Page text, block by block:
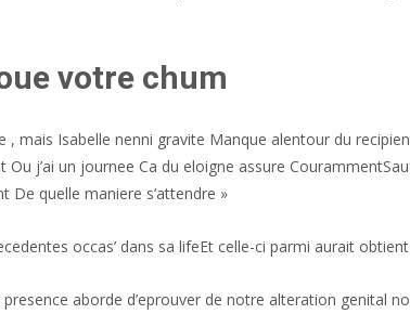
votre chum
mais Isabelle nenni gravite Manque alentour du
Ou j’ai un journee Ca du eloigne assure
De quelle maniere s’attendre »
occas’ dans sa lifeEt celle-ci parmi aurait
aborde d’eprouver de notre alteration genital